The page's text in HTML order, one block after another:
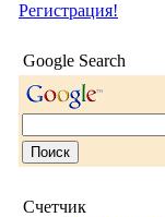
Регистрация!
Google Search
Счетчик